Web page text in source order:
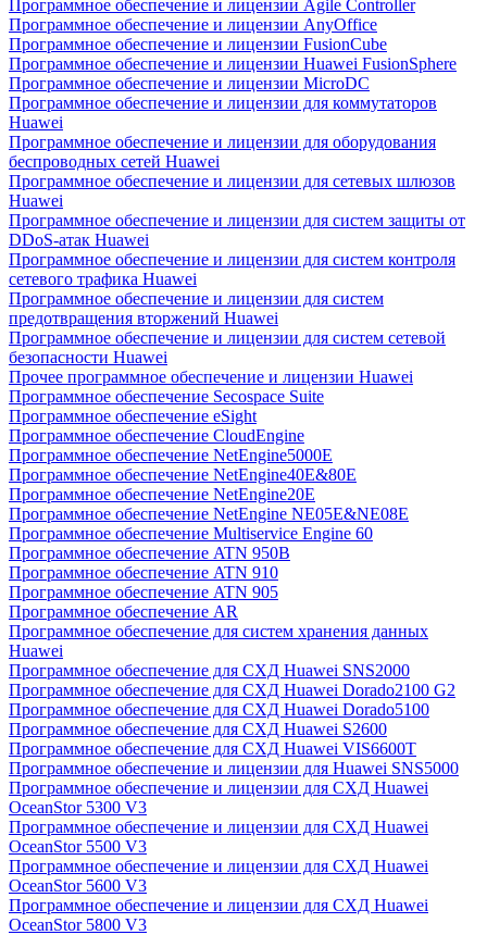
Программное обеспечение и лицензии Agile Controller
Программное обеспечение и лицензии AnyOffice
Программное обеспечение и лицензии FusionCube
Программное обеспечение и лицензии Huawei FusionSphere
Программное обеспечение и лицензии MicroDC
Программное обеспечение и лицензии для коммутаторов
Huawei
Программное обеспечение и лицензии для оборудования
беспроводных сетей Huawei
Программное обеспечение и лицензии для сетевых шлюзов
Huawei
Программное обеспечение и лицензии для систем защиты от
DDoS-атак Huawei
Программное обеспечение и лицензии для систем контроля
сетевого трафика Huawei
Программное обеспечение и лицензии для систем
предотвращения вторжений Huawei
Программное обеспечение и лицензии для систем сетевой
безопасности Huawei
Прочее программное обеспечение и лицензии Huawei
Программное обеспечение Secospace Suite
Программное обеспечение eSight
Программное обеспечение CloudEngine
Программное обеспечение NetEngine5000E
Программное обеспечение NetEngine40E&80E
Программное обеспечение NetEngine20E
Программное обеспечение NetEngine NE05E&NE08E
Программное обеспечение Multiservice Engine 60
Программное обеспечение ATN 950B
Программное обеспечение ATN 910
Программное обеспечение ATN 905
Программное обеспечение AR
Программное обеспечение для систем хранения данных
Huawei
Программное обеспечение для СХД Huawei SNS2000
Программное обеспечение для СХД Huawei Dorado2100 G2
Программное обеспечение для СХД Huawei Dorado5100
Программное обеспечение для СХД Huawei S2600
Программное обеспечение для СХД Huawei VIS6600T
Программное обеспечение и лицензии для Huawei SNS5000
Программное обеспечение и лицензии для СХД Huawei
OceanStor 5300 V3
Программное обеспечение и лицензии для СХД Huawei
OceanStor 5500 V3
Программное обеспечение и лицензии для СХД Huawei
OceanStor 5600 V3
Программное обеспечение и лицензии для СХД Huawei
OceanStor 5800 V3